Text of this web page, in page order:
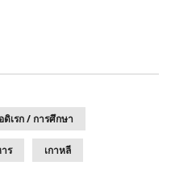
ดิเรก / การศึกษา
ร เกาหลี